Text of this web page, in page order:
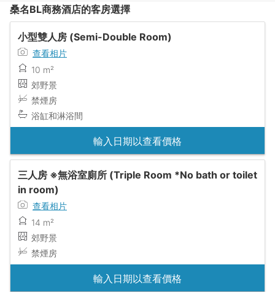
桑名BL商務酒店的客房選擇
小型雙人房 (Semi-Double Room)
查看相片
10 m²
郊野景
禁煙房
浴缸和淋浴間
輸入日期以查看價格
三人房 ※無浴室廁所 (Triple Room *No bath or toilet
in room)
查看相片
14 m²
郊野景
禁煙房
輸入日期以查看價格